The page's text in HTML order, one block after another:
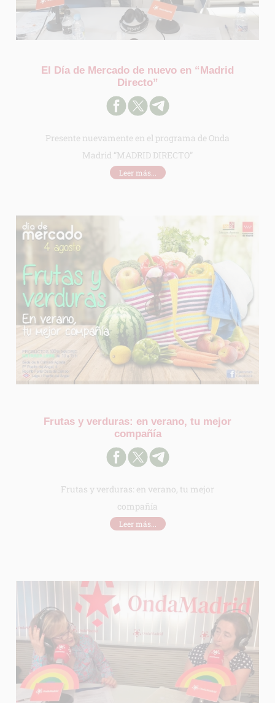
El Día de Mercado de nuevo en “Madrid
Directo”
Presente nuevamente en el programa de Onda
Madrid “MADRID DIRECTO”
Leer más...
Frutas y verduras: en verano, tu mejor
compañía
Frutas y verduras: en verano, tu mejor
compañía
Leer más...